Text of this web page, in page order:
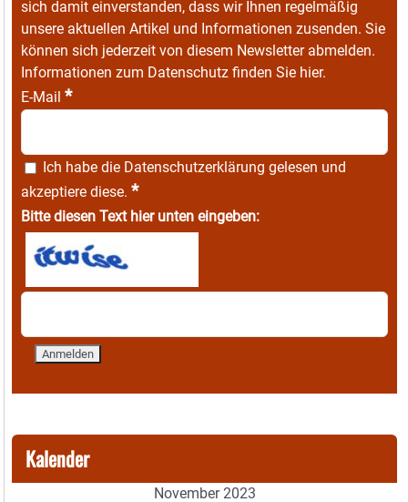
sich damit einverstanden, dass wir Ihnen regelmäßig
unsere aktuellen Artikel und Informationen zusenden. Sie
können sich jederzeit von diesem Newsletter abmelden.
Informationen zum Datenschutz finden Sie hier.
E-Mail *
Ich habe die Datenschutzerklärung gelesen und
akzeptiere diese. *
Bitte diesen Text hier unten eingeben:
Kalender
November 2023